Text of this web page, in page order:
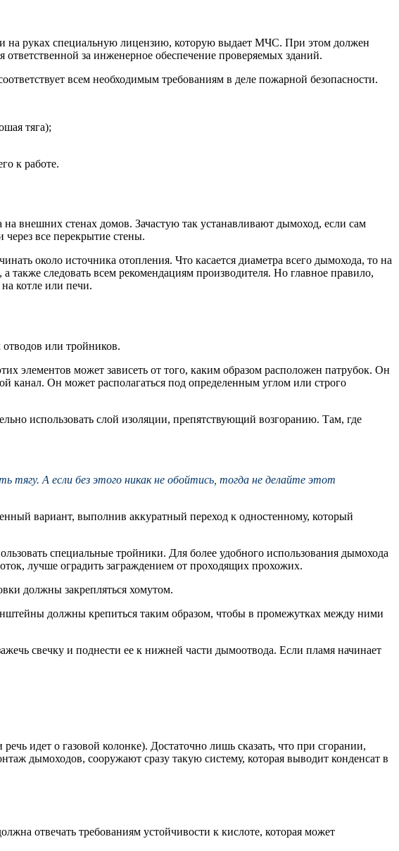
на руках специальную лицензию, которую выдает МЧС. При этом должен
ответственной за инженерное обеспечение проверяемых зданий.
всем необходимым требованиям в деле пожарной безопасности.
тяга);
к работе.
внешних стенах домов. Зачастую так устанавливают дымоход, если сам
все перекрытие стены.
около источника отопления. Что касается диаметра всего дымохода, то на
также следовать всем рекомендациям производителя. Но главное правило,
котле или печи.
или тройников.
элементов может зависеть от того, каким образом расположен патрубок. Он
канал. Он может располагаться под определенным углом или строго
использовать слой изоляции, препятствующий возгоранию. Там, где
А если без этого никак не обойтись, тогда не делайте этот
вариант, выполнив аккуратный переход к одностенному, который
специальные тройники. Для более удобного использования дымохода
лучше оградить заграждением от проходящих прохожих.
должны закрепляться хомутом.
должны крепиться таким образом, чтобы в промежутках между ними
свечку и поднести ее к нижней части дымоотвода. Если пламя начинает
идет о газовой колонке). Достаточно лишь сказать, что при сгорании,
дымоходов, сооружают сразу такую систему, которая выводит конденсат в
отвечать требованиям устойчивости к кислоте, которая может